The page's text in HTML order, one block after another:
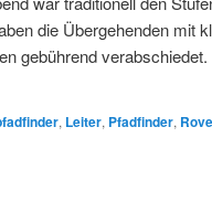
die Übergehenden mit
gebührend
, Leiter, Pfadfinder,